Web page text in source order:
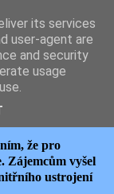
že pro
Zájemcům vyšel
ustrojení
its services
user-agent are
and security
usage